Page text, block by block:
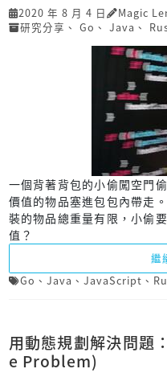
2020 年 8 月 4 日
Magic
研究分享 、 Go 、 Java 、
一個背著背包的小偷闖空門
價值的物品塞進包包內帶走
裝的物品總重量有限，小偷
值？
繼
Go 、 Java 、 JavaScript 、
用動態規劃解決問題
e Problem)